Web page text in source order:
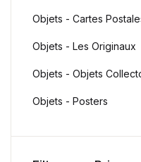
Objets - Cartes
Objets - Les Originaux
Objets - Objets
Objets - Posters